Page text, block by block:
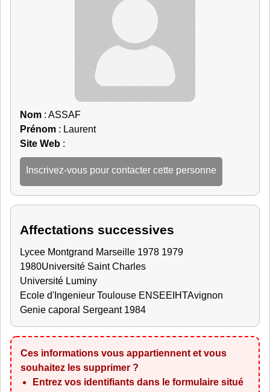
Nom : ASSAF
Prénom : Laurent
Site Web :
Inscrivez-vous pour contacter cette personne
Affectations successives
Lycee Montgrand Marseille 1978 1979
1980Université Saint Charles
Université Luminy
Ecole d'Ingenieur Toulouse ENSEEIHTAvignon
Genie caporal Sergeant 1984
Ces informations vous appartiennent et vous
souhaitez les supprimer ?
Entrez vos identifiants dans le formulaire situé